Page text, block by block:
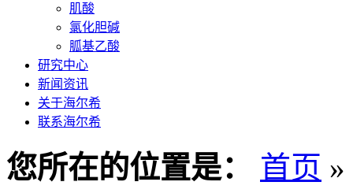
肌酸
氯化胆碱
胍基乙酸
研究中心
新闻资讯
关于海尔希
联系海尔希
您所在的位置是： 首页 »